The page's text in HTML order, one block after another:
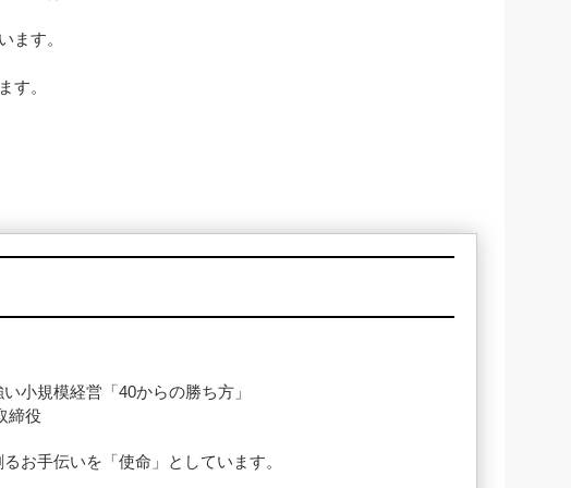
ます。
す。
小規模経営「40からの勝ち方」
締役
お手伝いを「使命」としています。